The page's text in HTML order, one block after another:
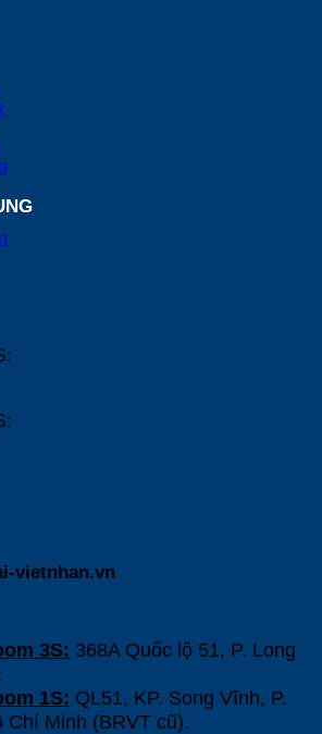
vietnhan.vn
3S: 368A Quốc lộ 51, P. Long
1S: QL51, KP. Song Vĩnh, P.
Minh (BRVT cũ).